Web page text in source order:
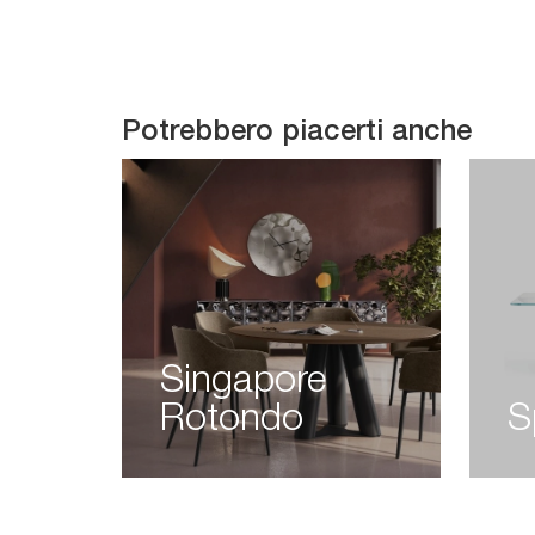
Potrebbero piacerti anche
Singapore
Rotondo